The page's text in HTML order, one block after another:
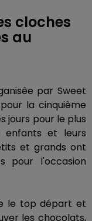
cloches
au
par Sweet
la cinquième
jours pour le plus
enfants et leurs
et grands ont
pour l'occasion
le top départ et
les chocolats,